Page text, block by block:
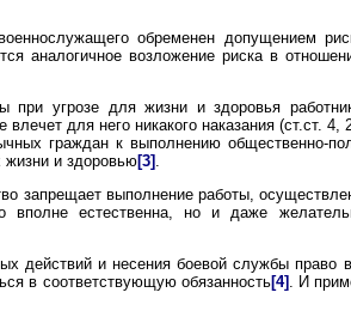
обременен допущением
аналогичное возложение риска в
при угрозе для жизни и здоровья
влечет для него никакого наказания (ст.ст.
граждан к выполнению общественно-
жизни и здоровью[3] .
запрещает выполнение работы,
естественна, но и даже
действий и несения боевой службы право
в соответствующую обязанность[4] . И